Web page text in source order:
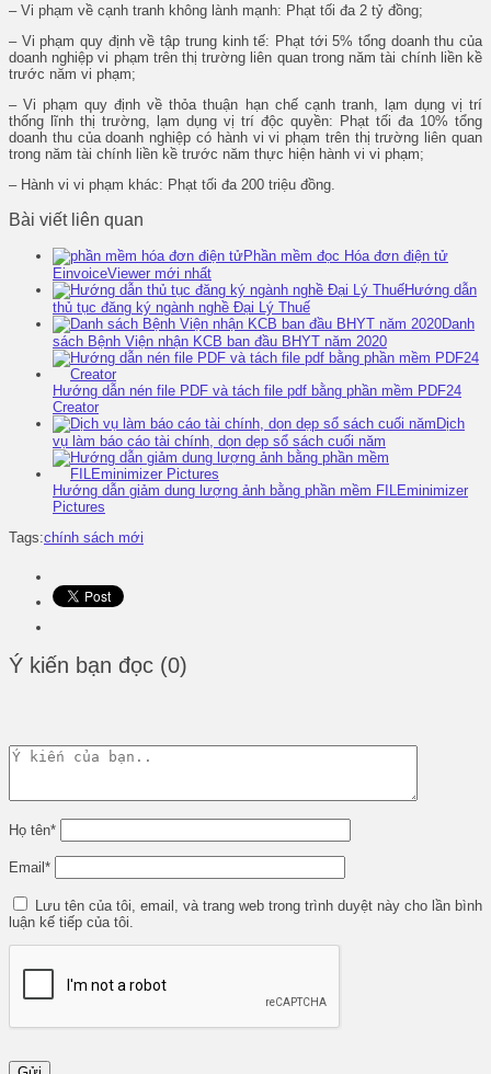
– Vi phạm về cạnh tranh không lành mạnh: Phạt tối đa 2 tỷ đồng;
– Vi phạm quy định về tập trung kinh tế: Phạt tới 5% tổng doanh thu của
doanh nghiệp vi phạm trên thị trường liên quan trong năm tài chính liền kề
trước năm vi phạm;
– Vi phạm quy định về thỏa thuận hạn chế cạnh tranh, lạm dụng vị trí
thống lĩnh thị trường, lạm dụng vị trí độc quyền: Phạt tối đa 10% tổng
doanh thu của doanh nghiệp có hành vi vi phạm trên thị trường liên quan
trong năm tài chính liền kề trước năm thực hiện hành vi vi phạm;
– Hành vi vi phạm khác: Phạt tối đa 200 triệu đồng.
Bài viết liên quan
Phần mềm đọc Hóa đơn điện tử
EinvoiceViewer mới nhất
Hướng dẫn
thủ tục đăng ký ngành nghề Đại Lý Thuế
Danh
sách Bệnh Viện nhận KCB ban đầu BHYT năm 2020
Hướng dẫn nén file PDF và tách file pdf bằng phần mềm PDF24
Creator
Dịch
vụ làm báo cáo tài chính, dọn dẹp sổ sách cuối năm
Hướng dẫn giảm dung lượng ảnh bằng phần mềm FILEminimizer
Pictures
Tags:chính sách mới
Ý kiến bạn đọc (0)
Họ tên*
Email *
Lưu tên của tôi, email, và trang web trong trình duyệt này cho lần bình
luận kế tiếp của tôi.